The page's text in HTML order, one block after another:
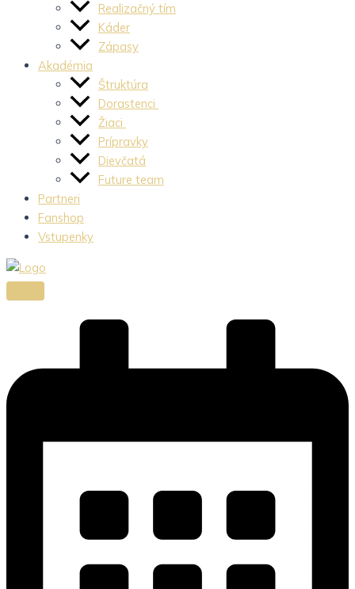
Realizačný tím
Káder
Zápasy
Akadémia
Štruktúra
Dorastenci
Žiaci
Prípravky
Dievčatá
Future team
Partneri
Fanshop
Vstupenky